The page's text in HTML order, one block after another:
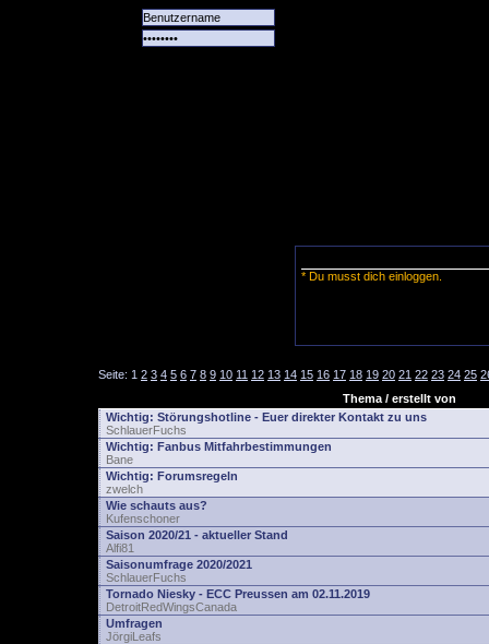
* Du musst dich einloggen.
Seite: 1 2 3 4 5 6 7 8 9 10 11 12 13 14 15 16 17 18 19 20 21 22 23 24 25
Thema / erstellt von
Wichtig: Störungshotline - Euer direkter Kontakt zu uns
SchlauerFuchs
Wichtig: Fanbus Mitfahrbestimmungen
Bane
Wichtig: Forumsregeln
zwelch
Wie schauts aus?
Kufenschoner
Saison 2020/21 - aktueller Stand
Alfi81
Saisonumfrage 2020/2021
SchlauerFuchs
Tornado Niesky - ECC Preussen am 02.11.2019
DetroitRedWingsCanada
Umfragen
JörgiLeafs